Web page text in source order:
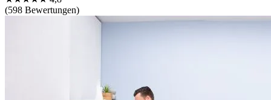
(598 Bewertungen)